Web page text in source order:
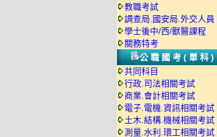
教職考試
調查局.國安局.外交人員
學士後中/西/獸醫課程
關務特考
公職國考(單科)
共同科目
行政.司法相關考試
商業.會計相關考試
電子.電機.資訊相關考試
土木.結構.機械相關考試
測量.水利.環工相關考試